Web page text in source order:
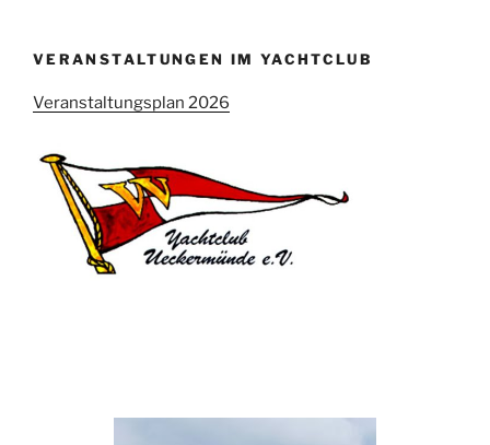
VERANSTALTUNGEN IM YACHTCLUB
Veranstaltungsplan 2026